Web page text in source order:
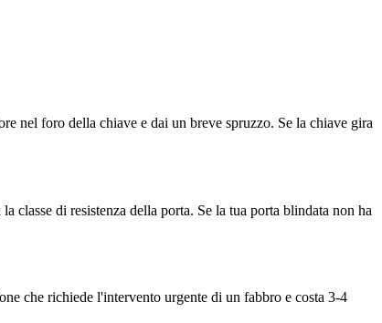
nel foro della chiave e dai un breve spruzzo. Se la chiave gira
classe di resistenza della porta. Se la tua porta blindata non ha
che richiede l'intervento urgente di un fabbro e costa 3-4